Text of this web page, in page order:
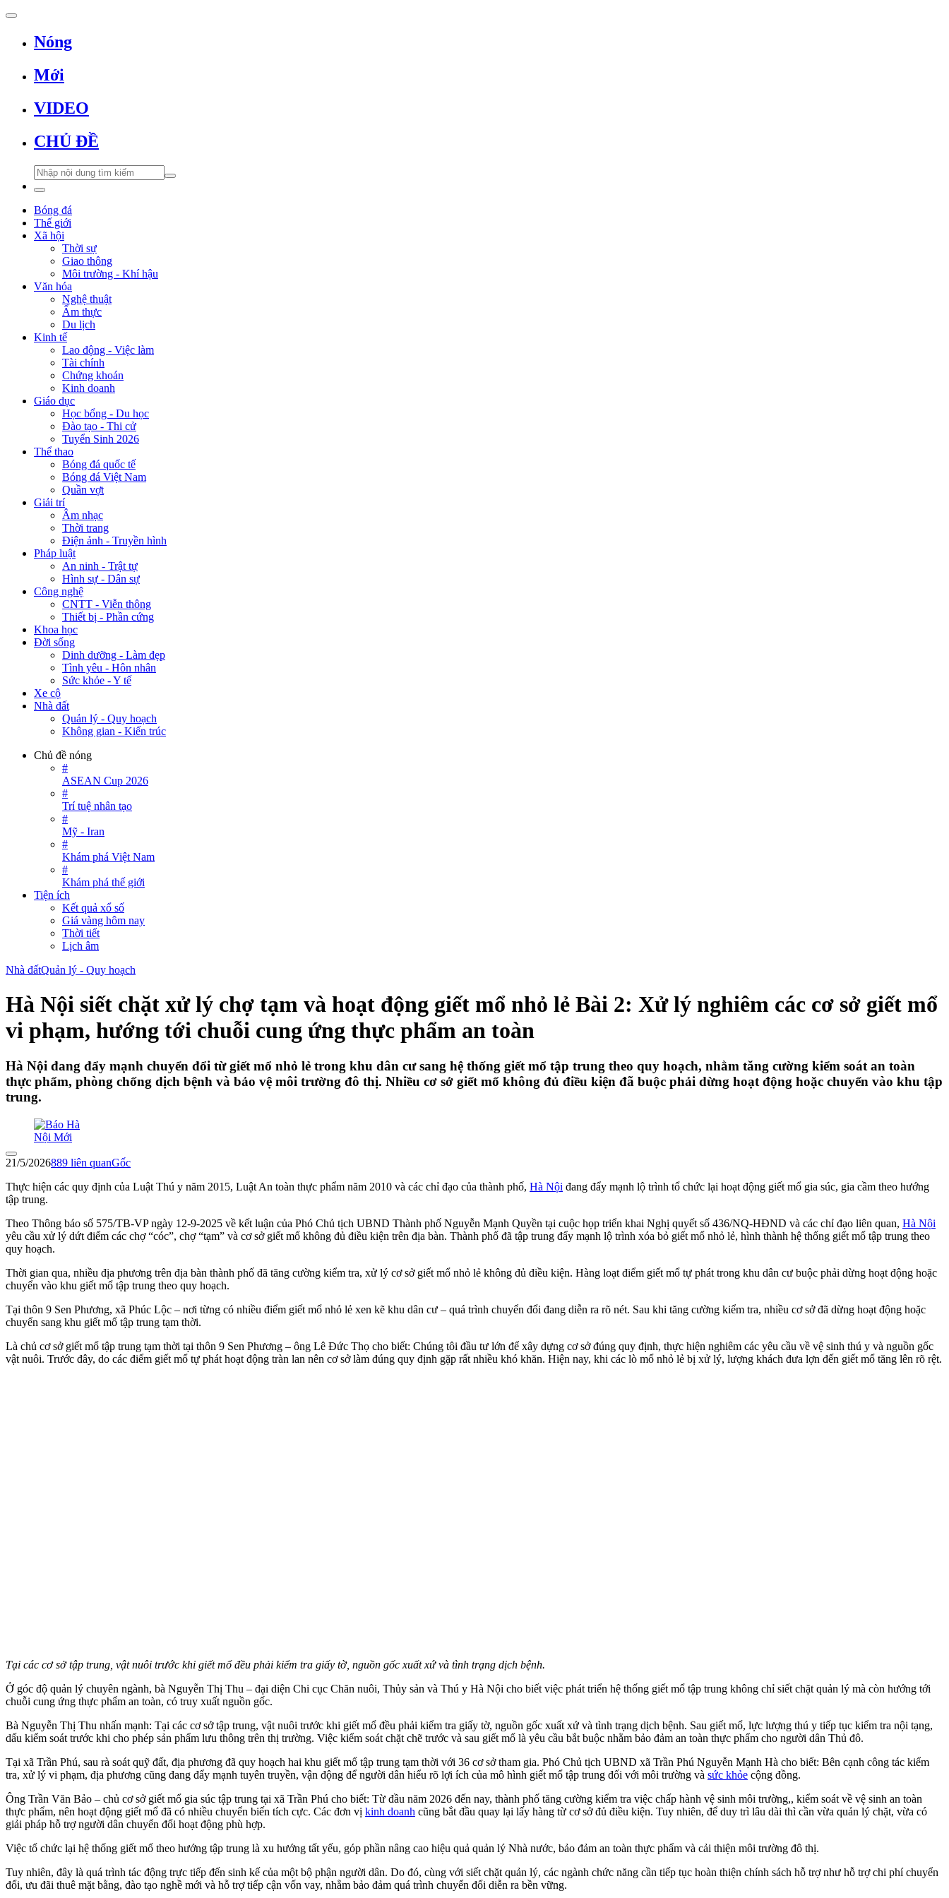
Nóng
Mới
VIDEO
CHỦ ĐỀ
Bóng đá
Thế giới
Xã hội
Thời sự
Giao thông
Môi trường - Khí hậu
Văn hóa
Nghệ thuật
Ẩm thực
Du lịch
Kinh tế
Lao động - Việc làm
Tài chính
Chứng khoán
Kinh doanh
Giáo dục
Học bổng - Du học
Đào tạo - Thi cử
Tuyển Sinh 2026
Thể thao
Bóng đá quốc tế
Bóng đá Việt Nam
Quần vợt
Giải trí
Âm nhạc
Thời trang
Điện ảnh - Truyền hình
Pháp luật
An ninh - Trật tự
Hình sự - Dân sự
Công nghệ
CNTT - Viễn thông
Thiết bị - Phần cứng
Khoa học
Đời sống
Dinh dưỡng - Làm đẹp
Tình yêu - Hôn nhân
Sức khỏe - Y tế
Xe cộ
Nhà đất
Quản lý - Quy hoạch
Không gian - Kiến trúc
Chủ đề nóng
#
ASEAN Cup 2026
#
Trí tuệ nhân tạo
#
Mỹ - Iran
#
Khám phá Việt Nam
#
Khám phá thế giới
Tiện ích
Kết quả xổ số
Giá vàng hôm nay
Thời tiết
Lịch âm
Nhà đấtQuản lý - Quy hoạch
Hà Nội siết chặt xử lý chợ tạm và hoạt động giết mổ nhỏ lẻ Bài 2: Xử lý nghiêm các cơ sở giết mổ
vi phạm, hướng tới chuỗi cung ứng thực phẩm an toàn
Hà Nội đang đẩy mạnh chuyển đổi từ giết mổ nhỏ lẻ trong khu dân cư sang hệ thống giết mổ tập trung theo quy hoạch, nhằm tăng cường kiểm soát an toàn
thực phẩm, phòng chống dịch bệnh và bảo vệ môi trường đô thị. Nhiều cơ sở giết mổ không đủ điều kiện đã buộc phải dừng hoạt động hoặc chuyển vào khu tập
trung.
21/5/2026889 liên quanGốc
Thực hiện các quy định của Luật Thú y năm 2015, Luật An toàn thực phẩm năm 2010 và các chỉ đạo của thành phố, Hà Nội đang đẩy mạnh lộ trình tổ chức lại hoạt động giết mổ gia súc, gia cầm theo hướng
tập trung.
Theo Thông báo số 575/TB-VP ngày 12-9-2025 về kết luận của Phó Chủ tịch UBND Thành phố Nguyễn Mạnh Quyền tại cuộc họp triển khai Nghị quyết số 436/NQ-HĐND và các chỉ đạo liên quan, Hà Nội
yêu cầu xử lý dứt điểm các chợ “cóc”, chợ “tạm” và cơ sở giết mổ không đủ điều kiện trên địa bàn. Thành phố đã tập trung đẩy mạnh lộ trình xóa bỏ giết mổ nhỏ lẻ, hình thành hệ thống giết mổ tập trung theo
quy hoạch.
Thời gian qua, nhiều địa phương trên địa bàn thành phố đã tăng cường kiểm tra, xử lý cơ sở giết mổ nhỏ lẻ không đủ điều kiện. Hàng loạt điểm giết mổ tự phát trong khu dân cư buộc phải dừng hoạt động hoặc
chuyển vào khu giết mổ tập trung theo quy hoạch.
Tại thôn 9 Sen Phương, xã Phúc Lộc – nơi từng có nhiều điểm giết mổ nhỏ lẻ xen kẽ khu dân cư – quá trình chuyển đổi đang diễn ra rõ nét. Sau khi tăng cường kiểm tra, nhiều cơ sở đã dừng hoạt động hoặc
chuyển sang khu giết mổ tập trung tạm thời.
Là chủ cơ sở giết mổ tập trung tạm thời tại thôn 9 Sen Phương – ông Lê Đức Thọ cho biết: Chúng tôi đầu tư lớn để xây dựng cơ sở đúng quy định, thực hiện nghiêm các yêu cầu về vệ sinh thú y và nguồn gốc
vật nuôi. Trước đây, do các điểm giết mổ tự phát hoạt động tràn lan nên cơ sở làm đúng quy định gặp rất nhiều khó khăn. Hiện nay, khi các lò mổ nhỏ lẻ bị xử lý, lượng khách đưa lợn đến giết mổ tăng lên rõ rệt.
Tại các cơ sở tập trung, vật nuôi trước khi giết mổ đều phải kiểm tra giấy tờ, nguồn gốc xuất xứ và tình trạng dịch bệnh.
Ở góc độ quản lý chuyên ngành, bà Nguyễn Thị Thu – đại diện Chi cục Chăn nuôi, Thủy sản và Thú y Hà Nội cho biết việc phát triển hệ thống giết mổ tập trung không chỉ siết chặt quản lý mà còn hướng tới
chuỗi cung ứng thực phẩm an toàn, có truy xuất nguồn gốc.
Bà Nguyễn Thị Thu nhấn mạnh: Tại các cơ sở tập trung, vật nuôi trước khi giết mổ đều phải kiểm tra giấy tờ, nguồn gốc xuất xứ và tình trạng dịch bệnh. Sau giết mổ, lực lượng thú y tiếp tục kiểm tra nội tạng,
dấu kiểm soát trước khi cho phép sản phẩm lưu thông trên thị trường. Việc kiểm soát chặt chẽ trước và sau giết mổ là yêu cầu bắt buộc nhằm bảo đảm an toàn thực phẩm cho người dân Thủ đô.
Tại xã Trần Phú, sau rà soát quỹ đất, địa phương đã quy hoạch hai khu giết mổ tập trung tạm thời với 36 cơ sở tham gia. Phó Chủ tịch UBND xã Trần Phú Nguyễn Mạnh Hà cho biết: Bên cạnh công tác kiểm
tra, xử lý vi phạm, địa phương cũng đang đẩy mạnh tuyên truyền, vận động để người dân hiểu rõ lợi ích của mô hình giết mổ tập trung đối với môi trường và sức khỏe cộng đồng.
Ông Trần Văn Bảo – chủ cơ sở giết mổ gia súc tập trung tại xã Trần Phú cho biết: Từ đầu năm 2026 đến nay, thành phố tăng cường kiểm tra việc chấp hành vệ sinh môi trường,, kiểm soát về vệ sinh an toàn
thực phẩm, nên hoạt động giết mổ đã có nhiều chuyển biến tích cực. Các đơn vị kinh doanh cũng bắt đầu quay lại lấy hàng từ cơ sở đủ điều kiện. Tuy nhiên, để duy trì lâu dài thì cần vừa quản lý chặt, vừa có
giải pháp hỗ trợ người dân chuyển đổi hoạt động phù hợp.
Việc tổ chức lại hệ thống giết mổ theo hướng tập trung là xu hướng tất yếu, góp phần nâng cao hiệu quả quản lý Nhà nước, bảo đảm an toàn thực phẩm và cải thiện môi trường đô thị.
Tuy nhiên, đây là quá trình tác động trực tiếp đến sinh kế của một bộ phận người dân. Do đó, cùng với siết chặt quản lý, các ngành chức năng cần tiếp tục hoàn thiện chính sách hỗ trợ như hỗ trợ chi phí chuyển
đổi, ưu đãi thuê mặt bằng, đào tạo nghề mới và hỗ trợ tiếp cận vốn vay, nhằm bảo đảm quá trình chuyển đổi diễn ra bền vững.